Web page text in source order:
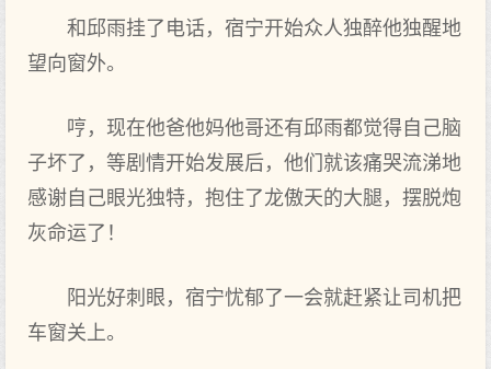
和邱雨挂了电话，宿宁开始众人独醉他独醒地
望向窗外。
哼，现在他爸他妈他哥还有邱雨都觉得自己脑
子坏了，等剧情开始发展后，他们就该痛哭流涕地
感谢自己眼光独特，抱住了龙傲天的大腿，摆脱炮
灰命运了！
阳光好刺眼，宿宁忧郁了一会就赶紧让司机把
车窗关上。